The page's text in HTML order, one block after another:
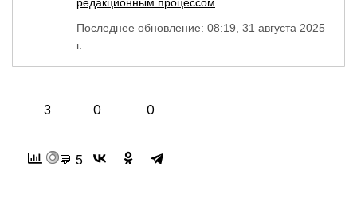
Последнее обновление: 08:19, 31 августа 2025
г.
3 0 0
💬 5